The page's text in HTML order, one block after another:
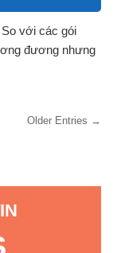
So với các gói
đương nhưng
Older Entries →